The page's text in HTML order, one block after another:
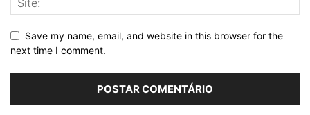
Save my name, email, and website in this browser for the
next time I comment.